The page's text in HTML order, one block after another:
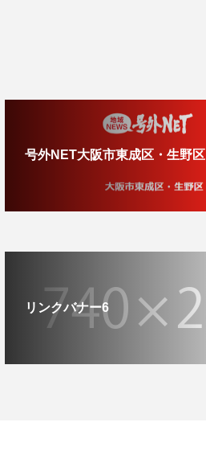
号外NET大阪市東成区・生野区
リンクバナー6